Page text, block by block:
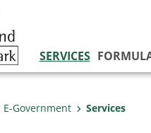
SERVICES
E-Government Services